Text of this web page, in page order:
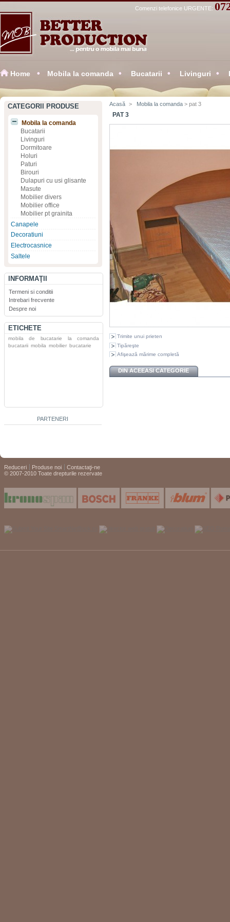
Comenzi telefonice URGENTE:
Home Mobila la comanda Bucatarii Livinguri
CATEGORII PRODUSE
Mobila la comanda
Bucatarii
Livinguri
Dormitoare
Holuri
Paturi
Birouri
Dulapuri cu usi glisante
Masute
Mobilier divers
Mobilier office
Mobilier pt grainita
Canapele
Decoratiuni
Electrocasnice
Saltele
INFORMAŢII
Termeni si conditii
Intrebari frecvente
Despre noi
ETICHETE
mobila de bucatarie la comanda
bucatarii mobila mobilier bucatarie
PARTENERI
Acasă > Mobila la comanda > pat 3
PAT 3
Trimite unui prieten
Tipăreşte
Afişează mărime completă
DIN ACEEASI CATEGORIE
Reduceri Produse noi
Contactaţi-ne
© 2007-2010 Toate drepturile rezervate